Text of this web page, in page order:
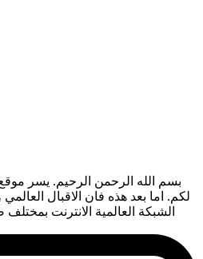
بسم الله الرحمن الرحيم. يسر
لكم. اما بعد هذه فان الاقبال
الشبكة العالمية الانترنت